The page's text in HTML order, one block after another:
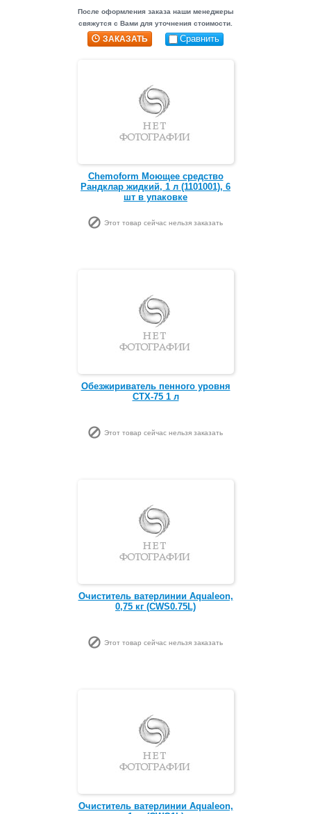
После оформления заказа наши менеджеры
свяжутся с Вами для уточнения стоимости.
ЗАКАЗАТЬ Сравнить
Chemoform Моющее средство
Рандклар жидкий, 1 л (1101001), 6
шт в упаковке
Этот товар сейчас нельзя заказать
Обезжириватель пенного уровня
CTX-75 1 л
Этот товар сейчас нельзя заказать
Очиститель ватерлинии Aqualeon,
0,75 кг (CWS0.75L)
Этот товар сейчас нельзя заказать
Очиститель ватерлинии Aqualeon,